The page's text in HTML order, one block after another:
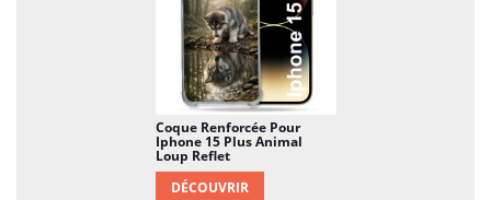
Coque Renforcée Pour
Iphone 15 Plus Animal
Loup Reflet
DÉCOUVRIR